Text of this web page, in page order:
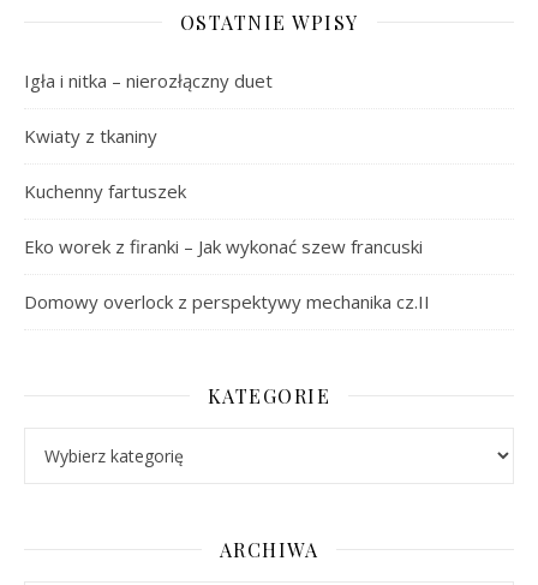
OSTATNIE WPISY
Igła i nitka – nierozłączny duet
Kwiaty z tkaniny
Kuchenny fartuszek
Eko worek z firanki – Jak wykonać szew francuski
Domowy overlock z perspektywy mechanika cz.II
KATEGORIE
ARCHIWA